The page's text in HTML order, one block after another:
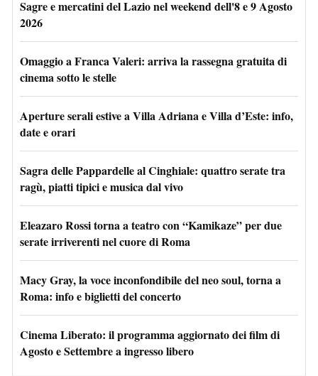
Sagre e mercatini del Lazio nel weekend dell'8 e 9 Agosto
2026
Omaggio a Franca Valeri: arriva la rassegna gratuita di
cinema sotto le stelle
Aperture serali estive a Villa Adriana e Villa d’Este: info,
date e orari
Sagra delle Pappardelle al Cinghiale: quattro serate tra
ragù, piatti tipici e musica dal vivo
Eleazaro Rossi torna a teatro con “Kamikaze” per due
serate irriverenti nel cuore di Roma
Macy Gray, la voce inconfondibile del neo soul, torna a
Roma: info e biglietti del concerto
Cinema Liberato: il programma aggiornato dei film di
Agosto e Settembre a ingresso libero